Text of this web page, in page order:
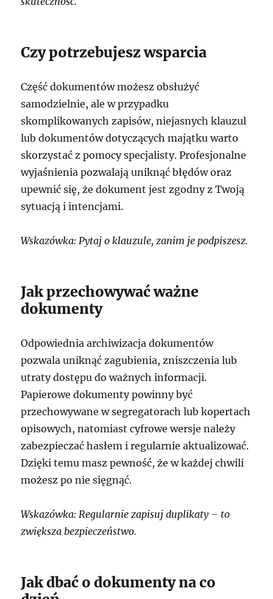
Czy potrzebujesz wsparcia
Część dokumentów możesz obsłużyć
samodzielnie, ale w przypadku
skomplikowanych zapisów, niejasnych klauzul
lub dokumentów dotyczących majątku warto
skorzystać z pomocy specjalisty. Profesjonalne
wyjaśnienia pozwalają uniknąć błędów oraz
upewnić się, że dokument jest zgodny z Twoją
sytuacją i intencjami.
Wskazówka: Pytaj o klauzule, zanim je podpiszesz.
Jak przechowywać ważne
dokumenty
Odpowiednia archiwizacja dokumentów
pozwala uniknąć zagubienia, zniszczenia lub
utraty dostępu do ważnych informacji.
Papierowe dokumenty powinny być
przechowywane w segregatorach lub kopertach
opisowych, natomiast cyfrowe wersje należy
zabezpieczać hasłem i regularnie aktualizować.
Dzięki temu masz pewność, że w każdej chwili
możesz po nie sięgnąć.
Wskazówka: Regularnie zapisuj duplikaty – to
zwiększa bezpieczeństwo.
Jak dbać o dokumenty na co